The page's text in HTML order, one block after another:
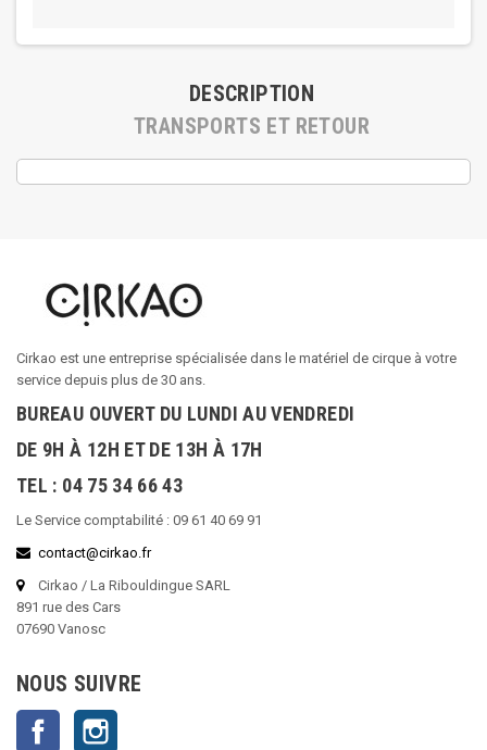
DESCRIPTION
TRANSPORTS ET RETOUR
Cirkao est une entreprise spécialisée dans le matériel de cirque à votre
service depuis plus de 30 ans.
BUREAU OUVERT DU LUNDI AU VENDREDI
DE 9H À 12H ET DE 13H À 17H
TEL : 04 75 34 66 43
Le Service comptabilité : 09 61 40 69 91
contact@cirkao.fr
Cirkao / La Ribouldingue SARL
891 rue des Cars
07690 Vanosc
NOUS SUIVRE
Facebook